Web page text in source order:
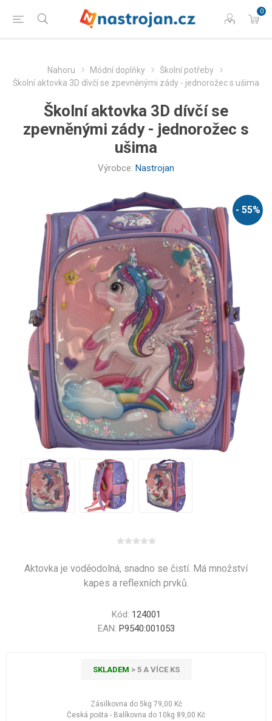
0
Nahoru Módní doplňky
Školní potřeby
Školní aktovka 3D dívčí se zpevněnými zády - jednorožec s ušima
Školní aktovka 3D dívčí se
zpevněnými zády - jednorožec s
ušima
Výrobce: Nastrojan
- 55%
Aktovka je voděodolná, snadno se čistí. Má množství
kapes a reflexních prvků.
Kód: 124001
EAN: P9540:001053
SKLADEM > 5 A VÍCE KS
Zásilkovna do 5kg 79,00 Kč
Česká pošta - Balíkovna do 10kg 89,00 Kč